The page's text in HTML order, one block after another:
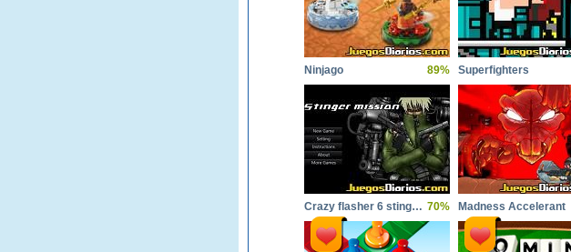
Ninjago 89% Superfighters
Crazy flasher 6 stinger mission 70% Madness Accelerant